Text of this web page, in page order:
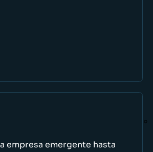
empresa emergente hasta